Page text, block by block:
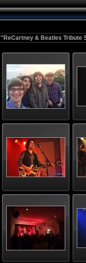
"ReCartney & Beatles Tribute